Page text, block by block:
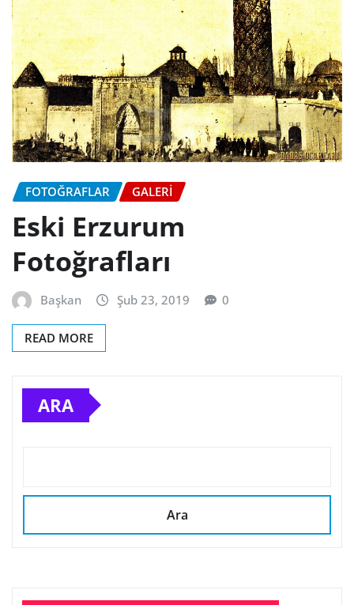
FOTOĞRAFLAR GALERI
Eski Erzurum
Fotoğrafları
Başkan Şub 23, 2019 0
READ MORE
ARA
Ara